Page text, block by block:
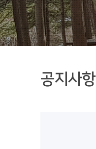
공지사항